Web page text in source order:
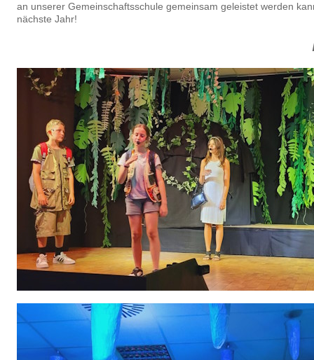
an unserer Gemeinschaftsschule gemeinsam geleistet werden
nächste Jahr!